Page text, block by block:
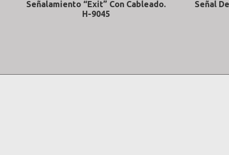
Señalamiento “Exit” Con Cableado.
H-9045
Señal